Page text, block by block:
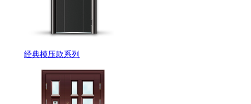
经典模压款系列